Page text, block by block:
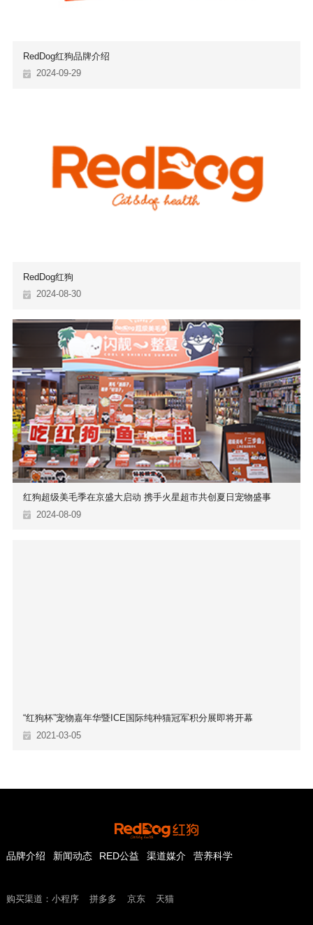
RedDog红狗品牌介绍
2024-09-29
RedDog红狗
2024-08-30
红狗超级美毛季在京盛大启动 携手火星超市共创夏日宠物盛事
2024-08-09
“红狗杯”宠物嘉年华暨ICE国际纯种猫冠军积分展即将开幕
2021-03-05
品牌介绍 新闻动态 RED公益 渠道媒介 营养科学
购买渠道： 小程序 拼多多 京东 天猫